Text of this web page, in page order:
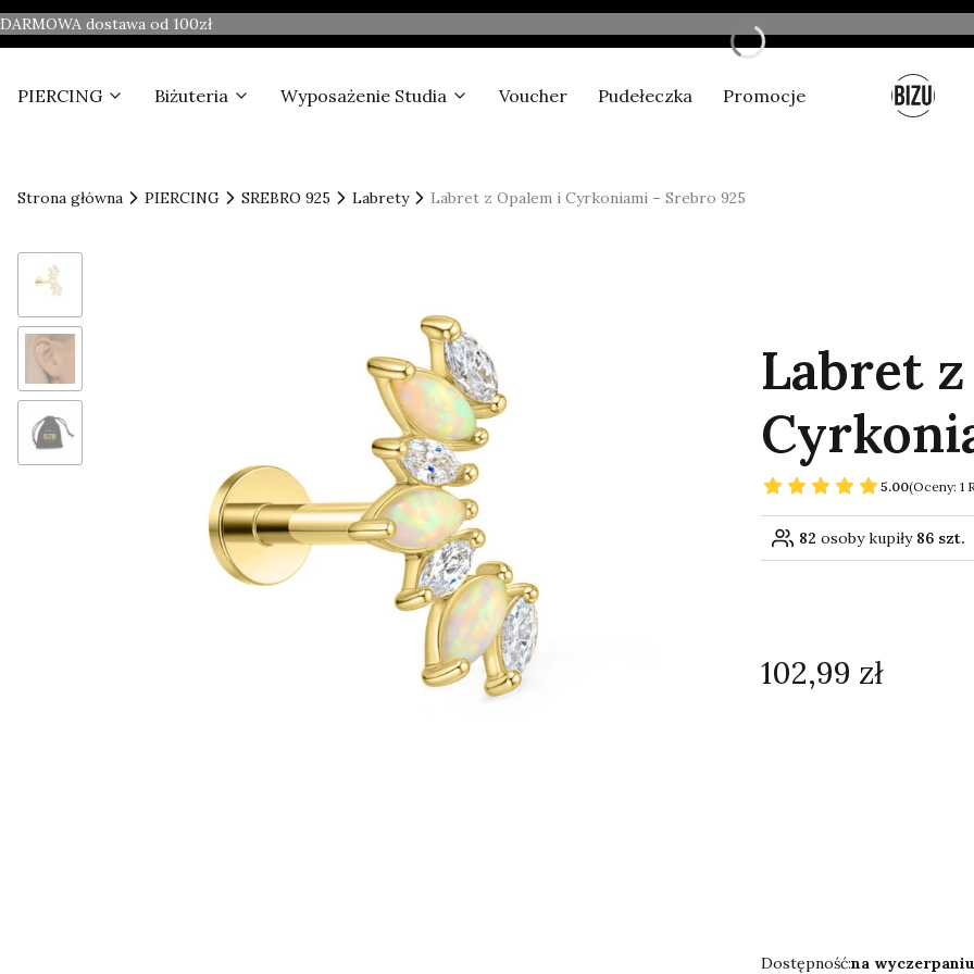
DARMOWA dostawa od 100zł
PIERCING Biżuteria Wyposażenie Studia Voucher Pudełeczka Promocje Nowe produkty
Strona główna PIERCING SREBRO 925 Labrety Labret z Opalem i Cyrkoniami – Srebro 925
Labret
5.00(Oceny: 1
82 osoby kupiły 86 szt.
Cena
102,99 zł
Dostępność:na wyczerpaniu